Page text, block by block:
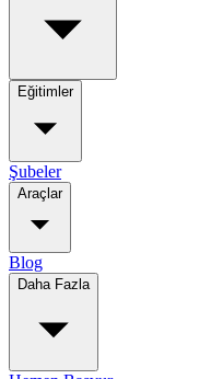
Eğitimler
Şubeler
Araçlar
Blog
Daha Fazla